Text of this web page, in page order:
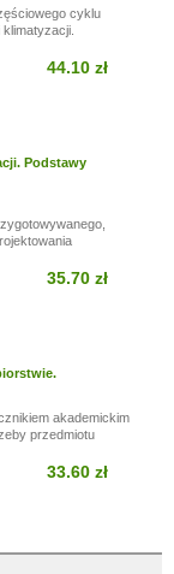
cyklu
44.10 zł
Podstawy
35.70 zł
akademickim
przedmiotu
33.60 zł